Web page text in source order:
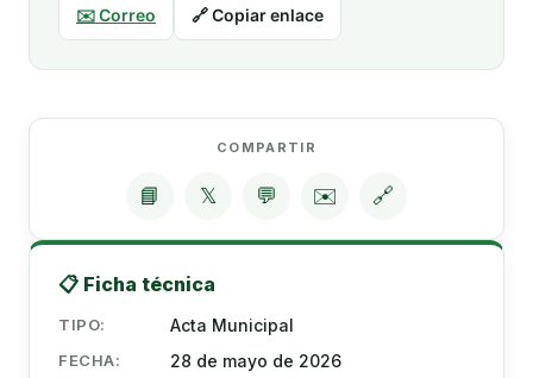
✉️ Correo 🔗 Copiar enlace
COMPARTIR
📘 𝕏 💬 ✉️ 🔗
📋 Ficha técnica
TIPO: Acta Municipal
FECHA: 28 de mayo de 2026